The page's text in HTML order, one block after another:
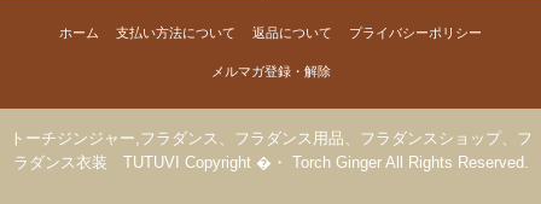
ホーム 支払い方法について 返品について プライバシーポリシー
メルマガ登録・解除
トーチジンジャー,フラダンス、フラダンス用品、フラダンスショップ、フ
ラダンス衣装 TUTUVI Copyright �・ Torch Ginger All Rights Reserved.